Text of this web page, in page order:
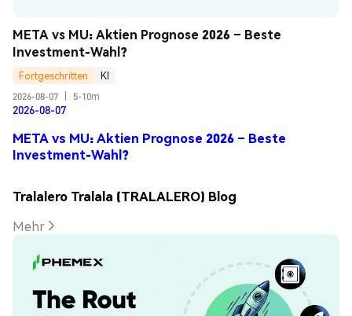
META vs MU: Aktien Prognose 2026 – Beste
Investment-Wahl?
Fortgeschritten
KI
2026-08-07
5-10m
2026-08-07
META vs MU: Aktien Prognose 2026 – Beste
Investment-Wahl?
Tralalero Tralala (TRALALERO) Blog
Mehr